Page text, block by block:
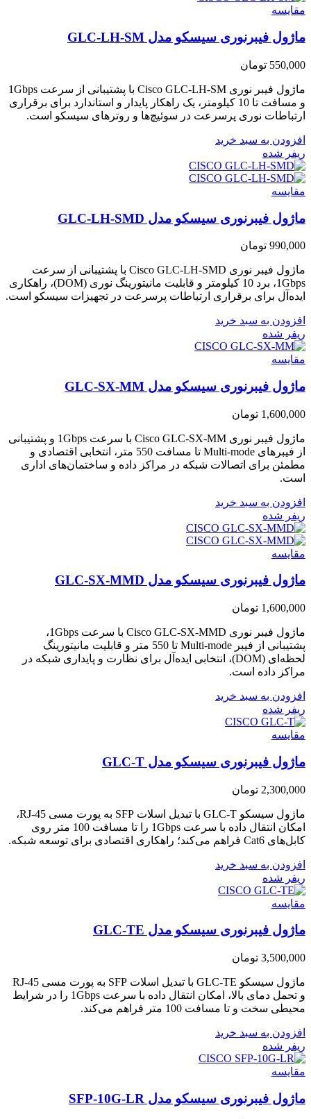
مقایسه
ماژول فیبرنوری سیسکو مدل GLC-LH-SM
550,000 تومان
ماژول فیبر نوری Cisco GLC-LH-SM با پشتیبانی از سرعت 1Gbps
و مسافت تا 10 کیلومتر، یک راهکار پایدار و استاندارد برای برقراری
ارتباطات نوری پرسرعت در سوئیچ‌ها و روترهای سیسکو است.
افزودن به سبد خرید
ریفر شده
مقایسه
ماژول فیبرنوری سیسکو مدل GLC-LH-SMD
990,000 تومان
ماژول فیبر نوری Cisco GLC-LH-SMD با پشتیبانی از سرعت
1Gbps، برد 10 کیلومتر و قابلیت مانیتورینگ نوری (DOM)، راهکاری
ایده‌آل برای برقراری ارتباطات پرسرعت در تجهیزات سیسکو است.
افزودن به سبد خرید
ریفر شده
مقایسه
ماژول فیبرنوری سیسکو مدل GLC-SX-MM
1,600,000 تومان
ماژول فیبر نوری Cisco GLC-SX-MM با سرعت 1Gbps و پشتیبانی
از فیبرهای Multi-mode تا مسافت 550 متر، انتخابی اقتصادی و
مطمئن برای اتصالات شبکه در مراکز داده و ساختمان‌های اداری
است.
افزودن به سبد خرید
ریفر شده
مقایسه
ماژول فیبرنوری سیسکو مدل GLC-SX-MMD
1,600,000 تومان
ماژول فیبر نوری Cisco GLC-SX-MMD با سرعت 1Gbps،
پشتیبانی از فیبر Multi-mode تا 550 متر و قابلیت مانیتورینگ
لحظه‌ای (DOM)، انتخابی ایده‌آل برای نظارت و پایداری شبکه در
مراکز داده است.
افزودن به سبد خرید
ریفر شده
مقایسه
ماژول فیبرنوری سیسکو مدل GLC-T
2,300,000 تومان
ماژول سیسکو GLC-T با تبدیل اسلات SFP به پورت مسی RJ-45،
امکان انتقال داده با سرعت 1Gbps را تا مسافت 100 متر روی
کابل‌های Cat6 فراهم می‌کند؛ راهکاری اقتصادی برای توسعه شبکه.
افزودن به سبد خرید
ریفر شده
مقایسه
ماژول فیبرنوری سیسکو مدل GLC-TE
3,500,000 تومان
ماژول سیسکو GLC-TE با تبدیل اسلات SFP به پورت مسی RJ-45
و تحمل دمای بالا، امکان انتقال داده با سرعت 1Gbps را در شرایط
محیطی سخت و تا مسافت 100 متر فراهم می‌کند.
افزودن به سبد خرید
ریفر شده
مقایسه
ماژول فیبرنوری سیسکو مدل SFP-10G-LR